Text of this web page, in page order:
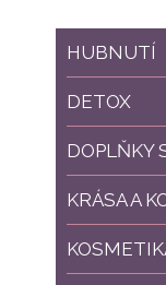
HUBNUTÍ
DETOX
DOPLŇKY
KRÁSA A